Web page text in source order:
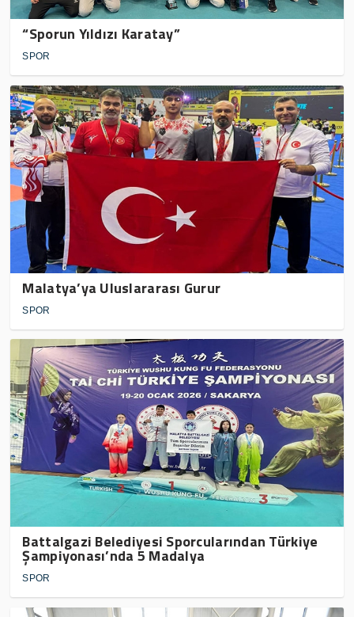
“Sporun Yıldızı Karatay”
SPOR
Malatya’ya Uluslararası Gurur
SPOR
Battalgazi Belediyesi Sporcularından Türkiye
Şampiyonası’nda 5 Madalya
SPOR